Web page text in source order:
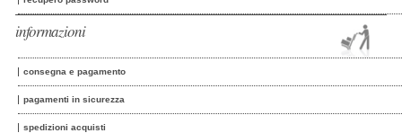
informazioni
consegna e pagamento
pagamenti in sicurezza
spedizioni acquisti